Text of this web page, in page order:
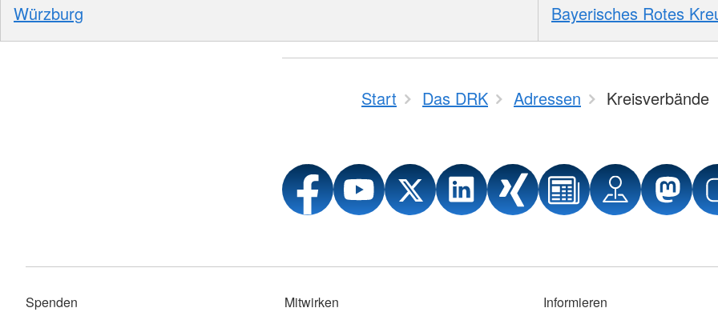
Würzburg Bayerisches Rotes
Start Das DRK Adressen Kreisverbände
Spenden
Mitwirken
Informieren